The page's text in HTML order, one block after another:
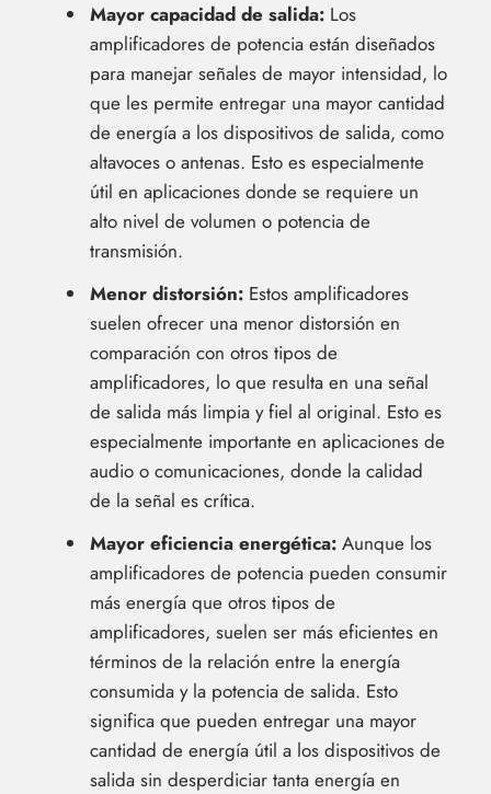
Mayor capacidad de salida: Los
amplificadores de potencia están diseñados
para manejar señales de mayor intensidad, lo
que les permite entregar una mayor cantidad
de energía a los dispositivos de salida, como
altavoces o antenas. Esto es especialmente
útil en aplicaciones donde se requiere un
alto nivel de volumen o potencia de
transmisión.
Menor distorsión: Estos amplificadores
suelen ofrecer una menor distorsión en
comparación con otros tipos de
amplificadores, lo que resulta en una señal
de salida más limpia y fiel al original. Esto es
especialmente importante en aplicaciones de
audio o comunicaciones, donde la calidad
de la señal es crítica.
Mayor eficiencia energética: Aunque los
amplificadores de potencia pueden consumir
más energía que otros tipos de
amplificadores, suelen ser más eficientes en
términos de la relación entre la energía
consumida y la potencia de salida. Esto
significa que pueden entregar una mayor
cantidad de energía útil a los dispositivos de
salida sin desperdiciar tanta energía en